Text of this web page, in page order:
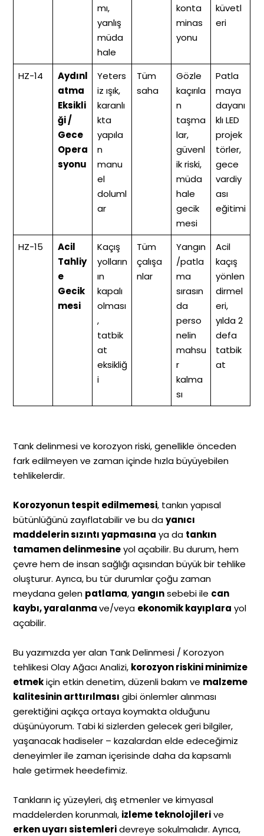
mı,
yanlış
müda
hale
konta
minas
yonu
küvetl
eri
HZ-14
Aydınl
atma
Eksikli
ği /
Gece
Opera
syonu
Yeters
iz ışık,
karanlı
kta
yapıla
n
manu
el
doluml
ar
Tüm
saha
Gözle
kaçırıla
n
taşma
lar,
güvenl
ik riski,
müda
hale
gecik
mesi
Patla
maya
dayanı
klı LED
projek
törler,
gece
vardiy
ası
eğitimi
HZ-15
Acil
Tahliy
e
Gecik
mesi
Kaçış
yolların
ın
kapalı
olması
,
tatbik
at
eksikliğ
i
Tüm
çalışa
nlar
Yangın
/patla
ma
sırasın
da
perso
nelin
mahsu
r
kalma
sı
Acil
kaçış
yönlen
dirmel
eri,
yılda 2
defa
tatbik
at
Tank delinmesi ve korozyon riski, genellikle önceden
fark edilmeyen ve zaman içinde hızla büyüyebilen
tehlikelerdir.
Korozyonun tespit edilmemesi, tankın yapısal
bütünlüğünü zayıflatabilir ve bu dayanıcı
maddelerin sızıntı yapmasına ya da tankın
tamamen delinmesineyol açabilir. Bu durum, hem
çevre hem de insan sağlığı açısından büyük bir tehlike
oluşturur. Ayrıca, bu tür durumlar çoğu zaman
meydana gelen patlama,yangınsebebi ile can
kaybı, yaralanmave/veya ekonomik kayıplara yol
açabilir.
Bu yazımızda yer alan Tank Delinmesi / Korozyon
tehlikesi Olay Ağacı Analizi, korozyon riskini minimize
etmekiçin etkin denetim, düzenli bakım ve malzeme
kalitesinin arttırılması gibi önlemler alınması
gerektiğini açıkça ortaya koymakta olduğunu
düşünüyorum. Tabi ki sizlerden gelecek geri bilgiler,
yaşanacak hadiseler – kazalardan elde edeceğimiz
deneyimler ile zaman içerisinde daha da kapsamlı
hale getirmek heedefimiz.
Tankların iç yüzeyleri, dış etmenler ve kimyasal
maddelerden korunmalı, izleme teknolojilerive
erken uyarı sistemleridevreye sokulmalıdır. Ayrıca,